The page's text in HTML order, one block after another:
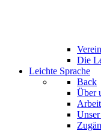
Die
Leichte Sprache
Back
Über